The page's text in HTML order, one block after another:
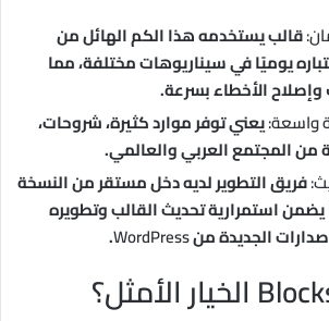
قالب يستخدمه هذا الكم الهائل من
يوميًا في سيناريوهات مختلفة، مما
الأخطاء بسرعة.
واسعة:يعني توفر موارد كثيرة، شروحات،
المجتمع العربي والعالمي.
فريق التطوير لديه دخل مستقر من النسخة
استمرارية تحديث القالب وتطويره
الجديدة منWordPress
.